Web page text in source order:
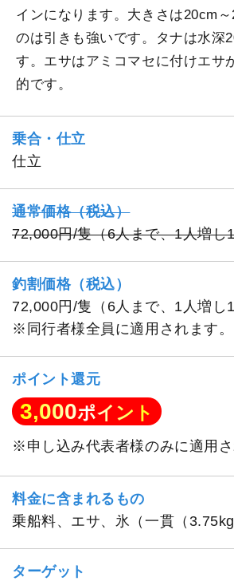
インになります。大きさは20cm
のは引きも強いです。タナは水深
す。エサはアミコマセに付けエサ
的です。
乗合・仕立
仕立
通常価格（税込）
72,000円/隻（6人まで、1人増し
釣割価格（税込）
72,000円/隻（6人まで、1人増し
※同行者様全員に適用されます。
ポイント還元
3,000ポイント
※申し込み代表者様のみに適用さ
料金に含まれるもの
乗船料、エサ、氷（一貫（3.75kg
ターゲット